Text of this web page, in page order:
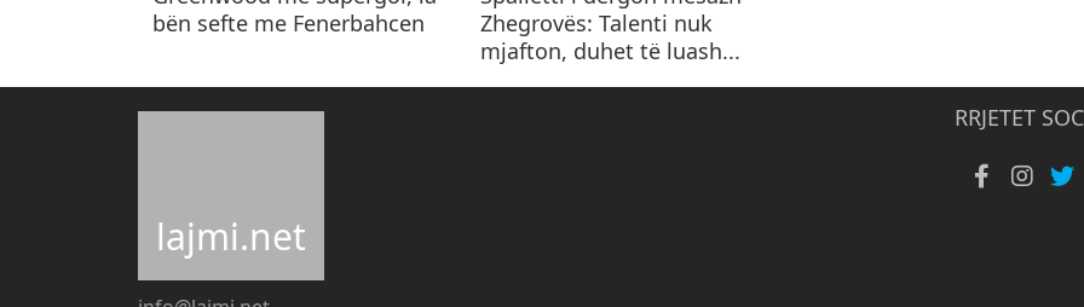
bën sefte me Fenerbahcen
Zhegrovës: Talenti nuk
mjafton, duhet të luash...
lajmi.net
RRJETET